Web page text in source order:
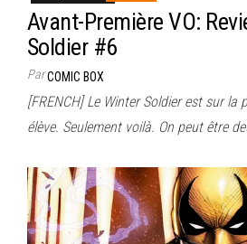
Avant-Première VO:
Soldier #6
ParCOMIC BOX
[FRENCH] Le Winter Soldier est sur la
élève. Seulement voilà. On peut être